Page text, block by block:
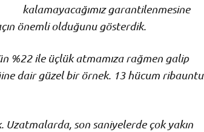
kalamayacağımız garantilenmesine
önemli olduğunu gösterdik.
%22 ile üçlük atmamıza rağmen galip
dair güzel bir örnek. 13 hücum ribauntu
Uzatmalarda, son saniyelerde çok yakın